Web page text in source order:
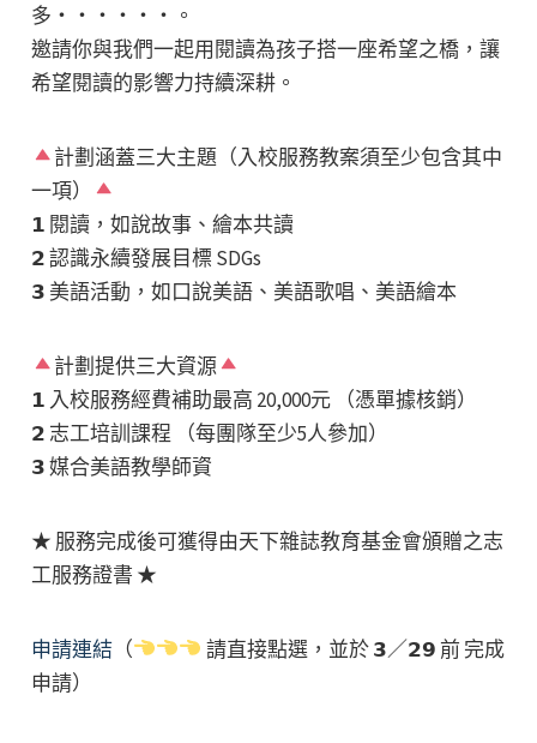
多‧‧‧‧‧‧。
邀請你與我們一起用閱讀為孩子搭一座希望之橋，讓
希望閱讀的影響力持續深耕。
計劃涵蓋三大主題（入校服務教案須至少包含其中
一項）
𝟭 閱讀，如說故事、繪本共讀
𝟮 認識永續發展目標 SDGs
𝟯 美語活動，如口說美語、美語歌唱、美語繪本
計劃提供三大資源
𝟭 入校服務經費補助最高 20,000元 （憑單據核銷）
𝟮 志工培訓課程 （每團隊至少5人參加）
𝟯 媒合美語教學師資
★ 服務完成後可獲得由天下雜誌教育基金會頒贈之志
工服務證書 ★
申請連結（
請直接點選，並於 𝟯／𝟮𝟵 前 完成
申請）